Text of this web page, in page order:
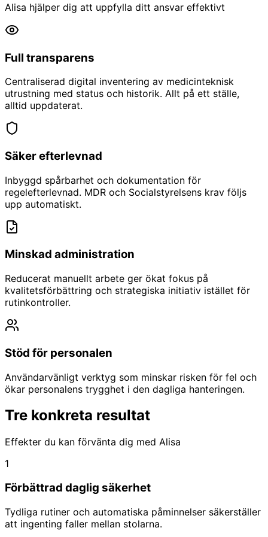
Alisa hjälper dig att uppfylla ditt ansvar effektivt
Full transparens
Centraliserad digital inventering av medicinteknisk
utrustning med status och historik. Allt på ett ställe,
alltid uppdaterat.
Säker efterlevnad
Inbyggd spårbarhet och dokumentation för
regelefterlevnad. MDR och Socialstyrelsens krav följs
upp automatiskt.
Minskad administration
Reducerat manuellt arbete ger ökat fokus på
kvalitetsförbättring och strategiska initiativ istället för
rutinkontroller.
Stöd för personalen
Användarvänligt verktyg som minskar risken för fel och
ökar personalens trygghet i den dagliga hanteringen.
Tre konkreta resultat
Effekter du kan förvänta dig med Alisa
1
Förbättrad daglig säkerhet
Tydliga rutiner och automatiska påminnelser säkerställer
att ingenting faller mellan stolarna.